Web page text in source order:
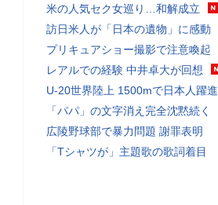
米の人気セク女巡り…和解成立
訪日米人が「日本の遺物」に感動
プリキュアショー撮影で注意喚起
レアルでの経験 中井卓大が回想
U-20世界陸上 1500mで日本人躍進
「パパ」の文字消え完全沈黙続く
広陵野球部で暴力問題 謝罪表明
「Tシャツが」主題歌の歌詞着目